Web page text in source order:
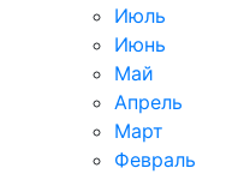
Июль
Июнь
Май
Апрель
Март
Февраль